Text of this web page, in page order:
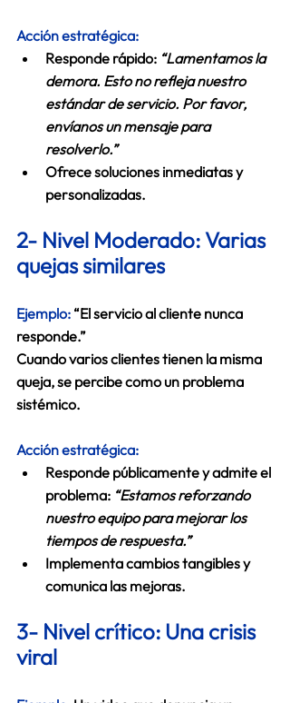
Acción estratégica:
Responde rápido: “Lamentamos la
demora. Esto no refleja nuestro
estándar de servicio. Por favor,
envíanos un mensaje para
resolverlo.”
Ofrece soluciones inmediatas y
personalizadas.
2- Nivel Moderado: Varias
quejas similares
Ejemplo: “El servicio al cliente nunca
responde.”
Cuando varios clientes tienen la misma
queja, se percibe como un problema
sistémico.
Acción estratégica:
Responde públicamente y admite el
problema: “Estamos reforzando
nuestro equipo para mejorar los
tiempos de respuesta.”
Implementa cambios tangibles y
comunica las mejoras.
3- Nivel crítico: Una crisis
viral